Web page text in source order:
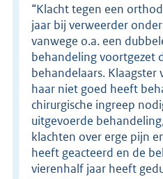
“Klacht tegen een
jaar bij verweerder
vanwege o.a. een
behandeling voortgezet
behandelaars.
haar niet goed heeft
chirurgische ingreep
uitgevoerde
klachten over erge pijn
heeft geacteerd en de
vierenhalf jaar heeft